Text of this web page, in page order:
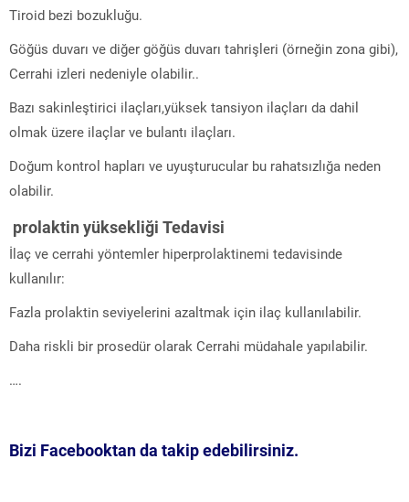
Tiroid bezi bozukluğu.
Göğüs duvarı ve diğer göğüs duvarı tahrişleri (örneğin zona gibi),
Cerrahi izleri nedeniyle olabilir..
Bazı sakinleştirici ilaçları,yüksek tansiyon ilaçları da dahil
olmak üzere ilaçlar ve bulantı ilaçları.
Doğum kontrol hapları ve uyuşturucular bu rahatsızlığa neden
olabilir.
prolaktin yüksekliği Tedavisi
İlaç ve cerrahi yöntemler hiperprolaktinemi tedavisinde
kullanılır:
Fazla prolaktin seviyelerini azaltmak için ilaç kullanılabilir.
Daha riskli bir prosedür olarak Cerrahi müdahale yapılabilir.
….
Bizi Facebooktan da takip edebilirsiniz.